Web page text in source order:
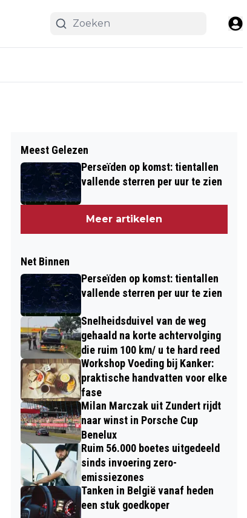
Meest Gelezen
Perseïden op komst: tientallen
vallende sterren per uur te zien
Meer artikelen
Net Binnen
Perseïden op komst: tientallen
vallende sterren per uur te zien
Snelheidsduivel van de weg
gehaald na korte achtervolging
die ruim 100 km/ u te hard reed
Workshop Voeding bij Kanker:
praktische handvatten voor elke
fase
Milan Marczak uit Zundert rijdt
naar winst in Porsche Cup
Benelux
Ruim 56.000 boetes uitgedeeld
sinds invoering zero-
emissiezones
Tanken in België vanaf heden
een stuk goedkoper